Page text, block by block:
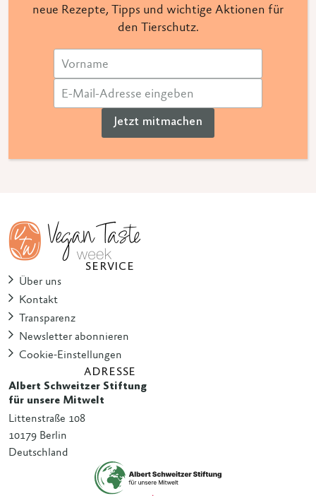
neue Rezepte, Tipps und wichtige Aktionen für
den Tierschutz.
Jetzt mitmachen
SERVICE
Über uns
Kontakt
Transparenz
Newsletter abonnieren
Cookie-Einstellungen
ADRESSE
Albert Schweitzer Stiftung
für unsere Mitwelt
Littenstraße 108
10179 Berlin
Deutschland